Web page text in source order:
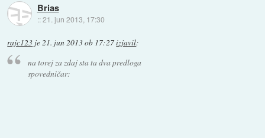
Brias
::21. jun 2013, 17:30
rajc123 je21. jun 2013 ob 17:27izjavil:
na torej za zdaj sta ta dva predloga
spovedničar: